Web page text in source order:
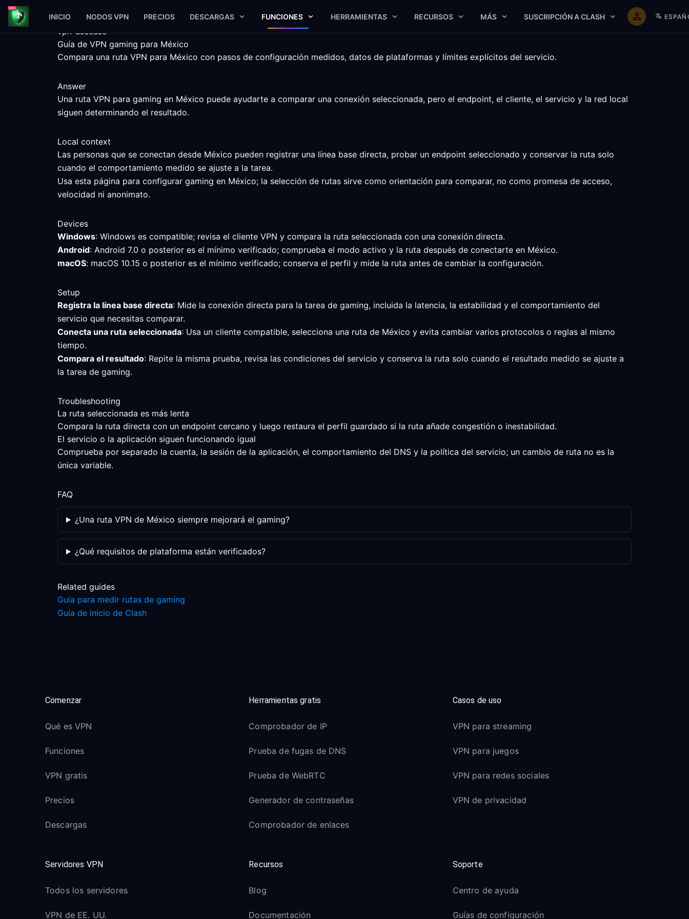
INICIO NODOS VPN PRECIOS DESCARGAS FUNCIONES HERRAMIENTAS RECURSOS MÁS SUSCRIPCIÓN A CLASH
vpn-usecase
Guía de VPN gaming para México
Compara una ruta VPN para México con pasos de configuración medidos, datos de plataformas y límites explícitos del servicio.
Answer
Una ruta VPN para gaming en México puede ayudarte a comparar una conexión seleccionada, pero el endpoint, el cliente, el servicio y la red local
siguen determinando el resultado.
Local context
Las personas que se conectan desde México pueden registrar una línea base directa, probar un endpoint seleccionado y conservar la ruta solo
cuando el comportamiento medido se ajuste a la tarea.
Usa esta página para configurar gaming en México; la selección de rutas sirve como orientación para comparar, no como promesa de acceso,
velocidad ni anonimato.
Devices
Windows: Windows es compatible; revisa el cliente VPN y compara la ruta seleccionada con una conexión directa.
Android: Android 7.0 o posterior es el mínimo verificado; comprueba el modo activo y la ruta después de conectarte en México.
macOS: macOS 10.15 o posterior es el mínimo verificado; conserva el perfil y mide la ruta antes de cambiar la configuración.
Setup
Registra la línea base directa: Mide la conexión directa para la tarea de gaming, incluida la latencia, la estabilidad y el comportamiento del
servicio que necesitas comparar.
Conecta una ruta seleccionada: Usa un cliente compatible, selecciona una ruta de México y evita cambiar varios protocolos o reglas al mismo
tiempo.
Compara el resultado: Repite la misma prueba, revisa las condiciones del servicio y conserva la ruta solo cuando el resultado medido se ajuste a
la tarea de gaming.
Troubleshooting
La ruta seleccionada es más lenta
Compara la ruta directa con un endpoint cercano y luego restaura el perfil guardado si la ruta añade congestión o inestabilidad.
El servicio o la aplicación siguen funcionando igual
Comprueba por separado la cuenta, la sesión de la aplicación, el comportamiento del DNS y la política del servicio; un cambio de ruta no es la
única variable.
FAQ
¿Una ruta VPN de México siempre mejorará el gaming?
¿Qué requisitos de plataforma están verificados?
Related guides
Guía para medir rutas de gaming
Guía de inicio de Clash
Comenzar
Qué es VPN
Funciones
VPN gratis
Precios
Descargas
Herramientas gratis
Comprobador de IP
Prueba de fugas de DNS
Prueba de WebRTC
Generador de contraseñas
Comprobador de enlaces
Casos de uso
VPN para streaming
VPN para juegos
VPN para redes sociales
VPN de privacidad
Servidores VPN
Todos los servidores
VPN de EE. UU.
Recursos
Blog
Documentación
Soporte
Centro de ayuda
Guías de configuración